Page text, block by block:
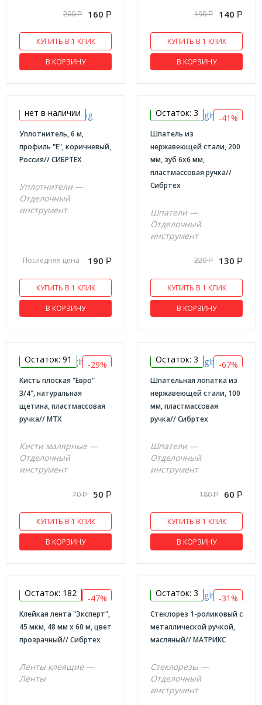
200Р 160 Р
КУПИТЬ В 1 КЛИК
В КОРЗИНУ
190Р 140 Р
КУПИТЬ В 1 КЛИК
В КОРЗИНУ
нет в наличии
Уплотнитель, 6 м,
профиль "E", коричневый,
Россия// СИБРТЕХ
Уплотнители —
Отделочный
инструмент
Последняя цена 190 Р
КУПИТЬ В 1 КЛИК
В КОРЗИНУ
-41%
Остаток: 3
Шпатель из
нержавеющей стали, 200
мм, зуб 6х6 мм,
пластмассовая ручка//
Сибртех
Шпатели —
Отделочный
инструмент
220Р 130 Р
КУПИТЬ В 1 КЛИК
В КОРЗИНУ
-29%
Остаток: 91
Кисть плоская "Евро"
3/4", натуральная
щетина, пластмассовая
ручка// MTX
Кисти малярные —
Отделочный
инструмент
70Р 50 Р
КУПИТЬ В 1 КЛИК
В КОРЗИНУ
-67%
Остаток: 3
Шпательная лопатка из
нержавеющей стали, 100
мм, пластмассовая
ручка// Сибртех
Шпатели —
Отделочный
инструмент
180Р 60 Р
КУПИТЬ В 1 КЛИК
В КОРЗИНУ
-47%
Остаток: 182
Клейкая лента "Эксперт",
45 мкм, 48 мм х 60 м, цвет
прозрачный// Сибртех
Ленты клеящие —
Ленты
-31%
Остаток: 3
Стеклорез 1-роликовый с
металлической ручкой,
масляный// MАТРИКС
Стеклорезы —
Отделочный
инструмент